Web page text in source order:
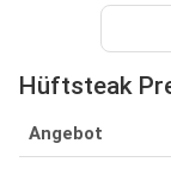
Hüftsteak
Angebot